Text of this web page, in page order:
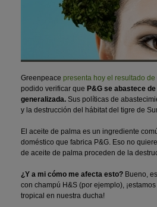
Greenpeace presenta hoy el resultado
podido verificar que P&G se abastece
generalizada. Sus políticas de
y la destrucción del hábitat del tigre de
El aceite de palma es un ingrediente
doméstico que fabrica P&G. Eso no
de aceite de palma proceden de la
¿Y a mi cómo me afecta esto? Bueno,
con champú H&S (por ejemplo),
tropical en nuestra ducha!